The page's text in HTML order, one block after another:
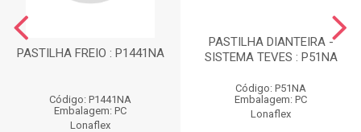
PASTILHA FREIO : P1441NA
Código: P1441NA
Embalagem: PC
Lonaflex
PASTILHA DIANTEIRA -
SISTEMA TEVES : P51NA
Código: P51NA
Embalagem: PC
Lonaflex